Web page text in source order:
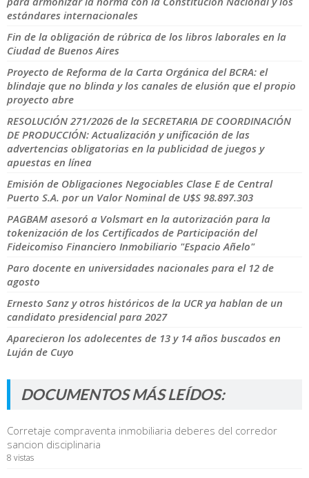
estándares internacionales
Fin de la obligación de rúbrica de los libros laborales en la
Ciudad de Buenos Aires
Proyecto de Reforma de la Carta Orgánica del BCRA: el
blindaje que no blinda y los canales de elusión que el propio
proyecto abre
RESOLUCIÓN 271/2026 de la SECRETARIA DE COORDINACIÓN
DE PRODUCCIÓN: Actualización y unificación de las
advertencias obligatorias en la publicidad de juegos y
apuestas en línea
Emisión de Obligaciones Negociables Clase E de Central
Puerto S.A. por un Valor Nominal de U$S 98.897.303
PAGBAM asesoró a Volsmart en la autorización para la
tokenización de los Certificados de Participación del
Fideicomiso Financiero Inmobiliario "Espacio Añelo"
Paro docente en universidades nacionales para el 12 de
agosto
Ernesto Sanz y otros históricos de la UCR ya hablan de un
candidato presidencial para 2027
Aparecieron los adolecentes de 13 y 14 años buscados en
Luján de Cuyo
DOCUMENTOS MÁS LEÍDOS:
Corretaje compraventa inmobiliaria deberes del corredor
sancion disciplinaria
8 vistas